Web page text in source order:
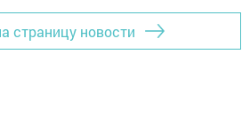
страницу новости